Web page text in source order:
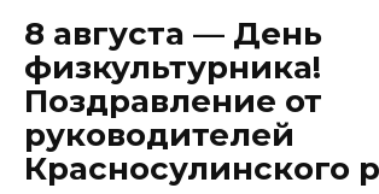
8 августа — День
физкультурника!
Поздравление от
руководителей
Красносулинского